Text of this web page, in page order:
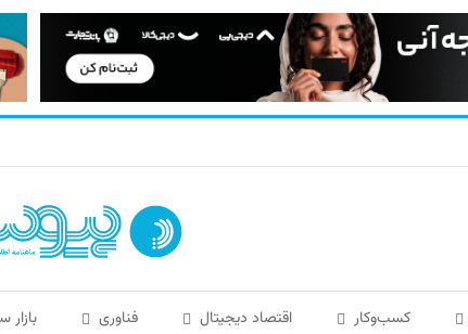
کسب‌و‌کار اقتصاد دیجیتال فناوری بازار